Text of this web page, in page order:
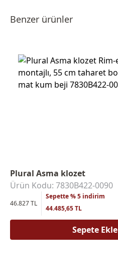
Benzer ürünler
Plural Asma klozet
Ürün Kodu: 7830B422-0090
46.827 TL
Sepette % 5 indirim
44.485,65 TL
Sepete Ekle